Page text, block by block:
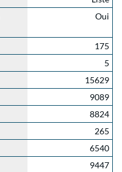
Oui
175
5
15629
9089
8824
265
6540
9447